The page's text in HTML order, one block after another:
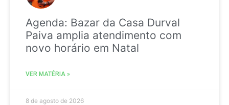
Agenda: Bazar da Casa Durval
Paiva amplia atendimento com
novo horário em Natal
VER MATÉRIA »
8 de agosto de 2026